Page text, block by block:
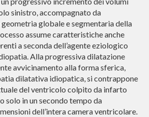
sinistro, accompagnato da
globale e segmentaria della
assume caratteristiche anche
a seconda dell’agente eziologico
Alla progressiva dilatazione
avvicinamento alla forma sferica,
dilatativa idiopatica, si contrappone
del ventricolo colpito da infarto
solo in un secondo tempo da
dell’intera camera ventricolare.